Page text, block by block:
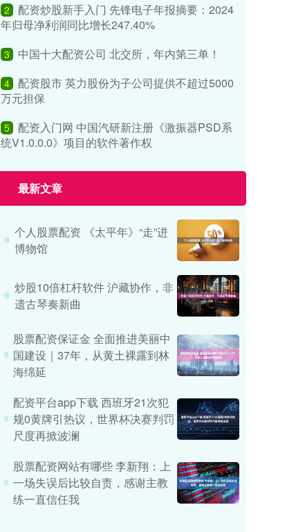
2
配资炒股新手入门 先锋电子年报摘要：2024
年归母净利润同比增长247.40%
3 中国十大配资公司 北交所，年内第三单！
4
配资股市 英力股份为子公司提供不超过5000
万元担保
5
配资入门网 中国汽研新注册《激振器PSD系
统V1.0.0.0》项目的软件著作权
最新文章
个人股票配资 《太平年》“走”进
博物馆
炒股10倍杠杆软件 沪藏协作，非
遗古琴奏新曲
股票配资保证金 全面推进美丽中
国建设｜37年，从黄土裸露到林
海绵延
配资平台app下载 西班牙21次犯
规0黄牌引热议，世界杯决赛判罚
尺度再掀波澜
股票配资网站有哪些 李新翔：上
一场失误后比较自责，感谢主教
练一直信任我